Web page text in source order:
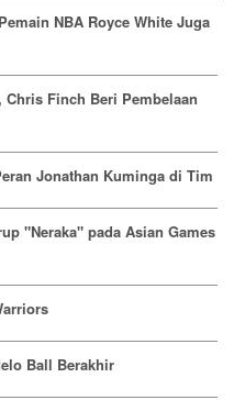
NBA Royce White Juga
Finch Beri Pembelaan
Jonathan Kuminga di Tim
"Neraka" pada Asian Games
Ball Berakhir